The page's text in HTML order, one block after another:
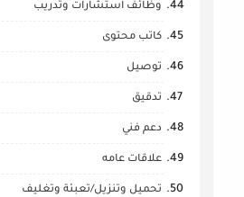
وظائف استشارات وتدريب
كاتب محتوى
توصيل
تدقيق
دعم فني
علاقات عامه
تحميل وتنزيل/تعبئة وتغليف